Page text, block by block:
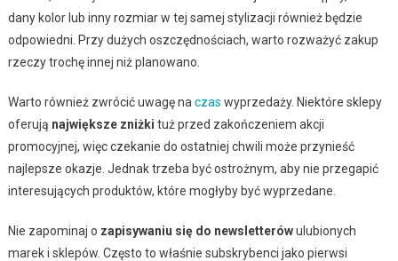
dany kolor lub inny rozmiar w tej samej stylizacji również będzie
odpowiedni. Przy dużych oszczędnościach, warto rozważyć zakup
rzeczy trochę innej niż planowano.
Warto również zwrócić uwagę na czas wyprzedaży. Niektóre sklepy
oferują największe zniżki tuż przed zakończeniem akcji
promocyjnej, więc czekanie do ostatniej chwili może przynieść
najlepsze okazje. Jednak trzeba być ostrożnym, aby nie przegapić
interesujących produktów, które mogłyby być wyprzedane.
Nie zapominaj o zapisywaniu się do newsletterówulubionych
marek i sklepów. Często to właśnie subskrybenci jako pierwsi